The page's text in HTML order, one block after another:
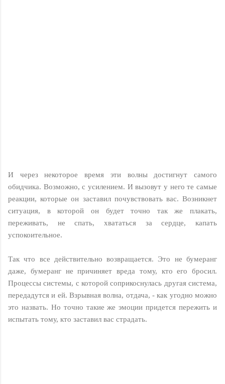
И через некоторое время эти волны достигнут самого
обидчика. Возможно, с усилением. И вызовут у него те самые
реакции, которые он заставил почувствовать вас. Возникнет
ситуация, в которой он будет точно так же плакать,
переживать, не спать, хвататься за сердце, капать
успокоительное.
Так что все действительно возвращается. Это не бумеранг
даже, бумеранг не причиняет вреда тому, кто его бросил.
Процессы системы, с которой соприкоснулась другая система,
передадутся и ей. Взрывная волна, отдача, - как угодно можно
это назвать. Но точно такие же эмоции придется пережить и
испытать тому, кто заставил вас страдать.